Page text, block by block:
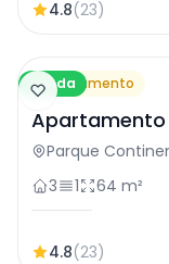
4.8(23)
Venda
Apartamento
Apartamento
Paulo
Parque
3
1 64 m²
4.8(23)